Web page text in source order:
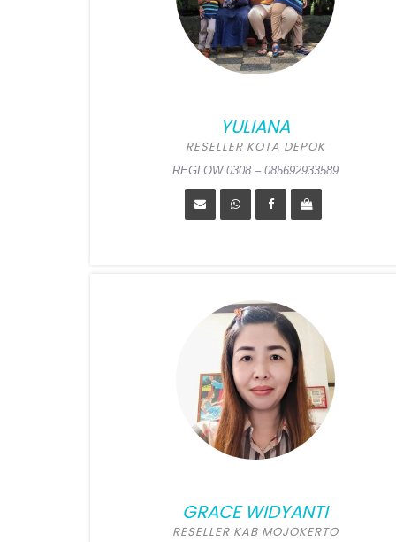
YULIANA
RESELLER KOTA DEPOK
REGLOW.0308 – 085692933589
GRACE WIDYANTI
RESELLER KAB MOJOKERTO